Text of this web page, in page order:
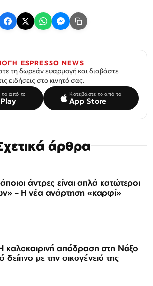
ESPRESSO NEWS
τη δωρεάν εφαρμογή και διαβάστε
ειδήσεις στο κινητό σας.
το από το Κατεβάστε το από το
App Store
άρθρα
άντρες είναι απλά κατώτεροι
– Η νέα ανάρτηση «καρφί»
απόδραση στη Νάξο
δείπνο με την οικογένειά της